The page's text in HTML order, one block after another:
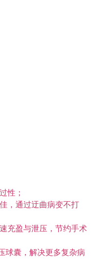
性；
，通过迂曲病变不打
充盈与泄压，节约手术
球囊，解决更多复杂病